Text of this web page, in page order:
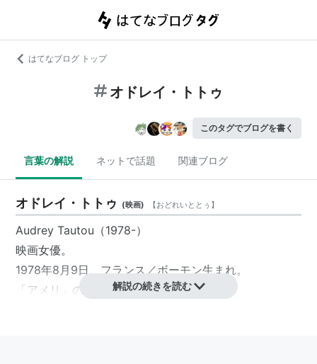
はてなブログ トップ
オドレイ・トトゥ
このタグでブログを書く
言葉の解説 ネットで話題 関連ブログ
オドレイ・トトゥ (映画) 【おどれいととぅ 】
Audrey Tautou（1978-）
映画女優。
1978年8月9日、フランス／ボーモン生まれ。
「アメリ」の主演で、一躍脚光を浴びた。
解説の続きを読む